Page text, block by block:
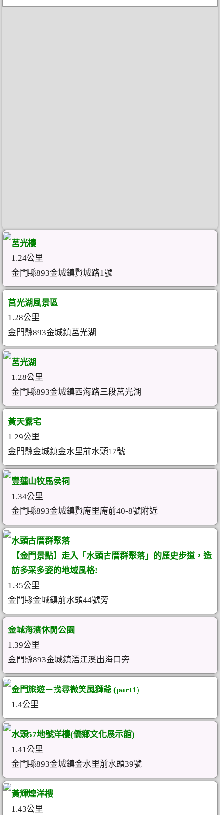
莒光樓
1.24公里
金門縣893金城鎮賢城路1號
莒光湖風景區
1.28公里
金門縣893金城鎮莒光湖
莒光湖
1.28公里
金門縣893金城鎮西海路三段莒光湖
黃天露宅
1.29公里
金門縣金城鎮金水里前水頭17號
豐蓮山牧馬侯祠
1.34公里
金門縣893金城鎮賢庵里庵前40-8號附近
水頭古厝群聚落
【金門景點】走入「水頭古厝群聚落」的歷史步道，造
訪多采多姿的地域風格!
1.35公里
金門縣金城鎮前水頭44號旁
金城海濱休閒公園
1.39公里
金門縣893金城鎮浯江溪出海口旁
金門旅遊－找尋微笑風獅爺 (part1)
1.4公里
水頭57地號洋樓(僑鄉文化展示館)
1.41公里
金門縣893金城鎮金水里前水頭39號
黃輝煌洋樓
1.43公里